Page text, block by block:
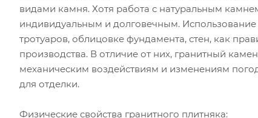
видами камня. Хотя работа с натуральным
индивидуальным и долговечным. Использование
тротуаров, облицовке фундамента, стен, как
производства. В отличие от них, гранитный
механическим воздействиям и изменениям
для отделки.
Физические свойства гранитного плитняка: